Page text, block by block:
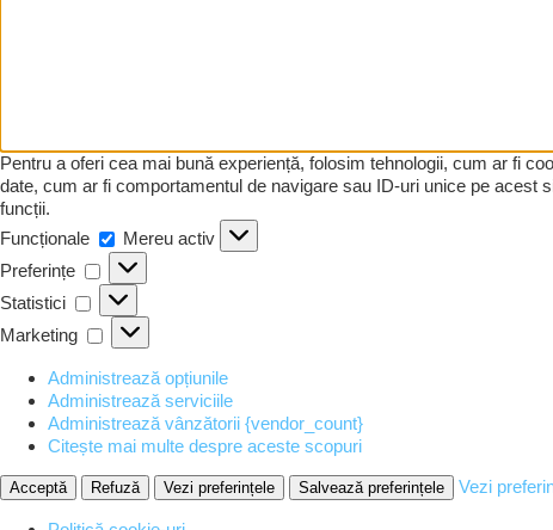
Pentru a oferi cea mai bună experiență, folosim tehnologii, cum ar fi
date, cum ar fi comportamentul de navigare sau ID-uri unice pe acest
funcții.
Funcționale
Funcționale
Mereu activ
Preferințe
Preferințe
Statistici
Statistici
Marketing
Marketing
Administrează opțiunile
Administrează serviciile
Administrează vânzătorii {vendor_count}
Citește mai multe despre aceste scopuri
Acceptă Refuză Vezi preferințele Salvează preferințele Vezi